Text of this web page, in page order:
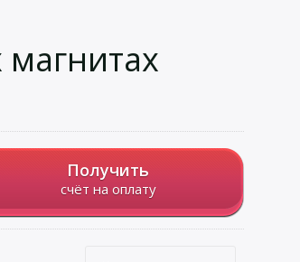
Получить
счёт на оплату